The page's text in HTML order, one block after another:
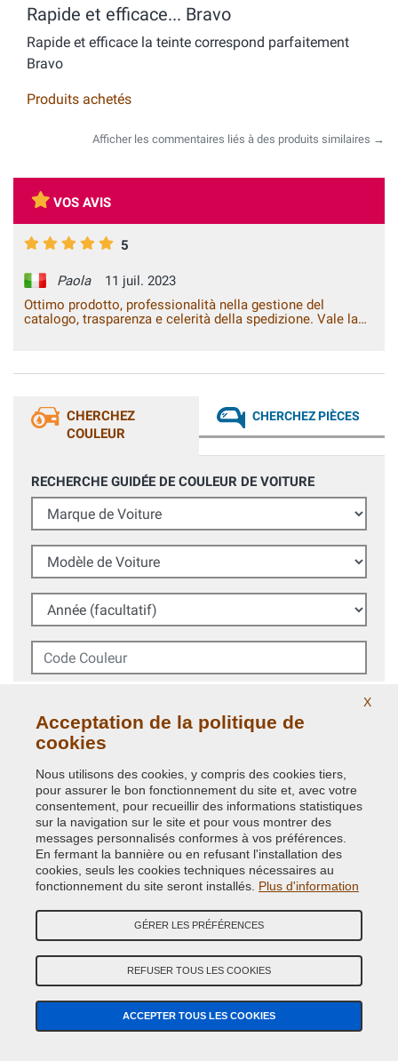
Rapide et efficace... Bravo
Rapide et efficace la teinte correspond parfaitement
Bravo
Produits achetés
Afficher les commentaires liés à des produits similaires →
VOS AVIS
5
Paola
11 juil. 2023
Ottimo prodotto, professionalità nella gestione del
catalogo, trasparenza e celerità della spedizione. Vale la
CHERCHEZ
COULEUR
CHERCHEZ PIÈCES
RECHERCHE GUIDÉE DE COULEUR DE VOITURE
Marque de Voiture
Modèle de Voiture
Année (facultatif)
Code Couleur
Il est toujours recommandè de vèrifier le
bonne peinture.
Recherche avancèe code couleur
NE TROUVEZ VOTRE CODE DE PEINTURE?
RECHERCHE GUIDÉE PEINTURE VOITURE
AVEZ-VOUS DES DOUTES? CONTACTEZ NOS EXPERTS
Appelez-nous á nos numéros de téléphone ou écrivez-nous sur
WhatsApp
X
Acceptation de la politique de
cookies
Nous utilisons des cookies, y compris des cookies tiers,
pour assurer le bon fonctionnement du site et, avec votre
consentement, pour recueillir des informations statistiques
sur la navigation sur le site et pour vous montrer des
messages personnalisés conformes à vos préférences.
En fermant la bannière ou en refusant l'installation des
cookies, seuls les cookies techniques nécessaires au
fonctionnement du site seront installés. Plus d'information
GÉRER LES PRÉFÉRENCES
REFUSER TOUS LES COOKIES
ACCEPTER TOUS LES COOKIES